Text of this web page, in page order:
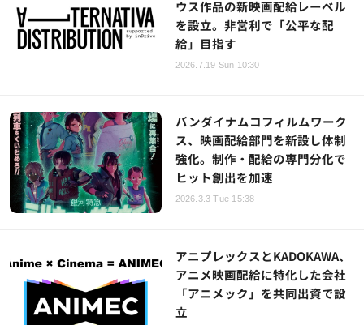
ウス作品の新映画配給レーベル
を設立。非営利で「公平な配
給」目指す
2026.7.19 Sun 10:30
バンダイナムコフィルムワーク
ス、映画配給部門を新設し体制
強化。制作・配給の専門分化で
ヒット創出を加速
2026.3.3 Tue 15:38
アニプレックスとKADOKAWA、
アニメ映画配給に特化した会社
「アニメック」を共同出資で設
立